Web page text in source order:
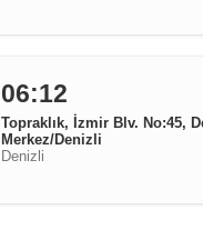
06:12
Topraklık, İzmir Blv. No:45,
Merkez/Denizli
Denizli